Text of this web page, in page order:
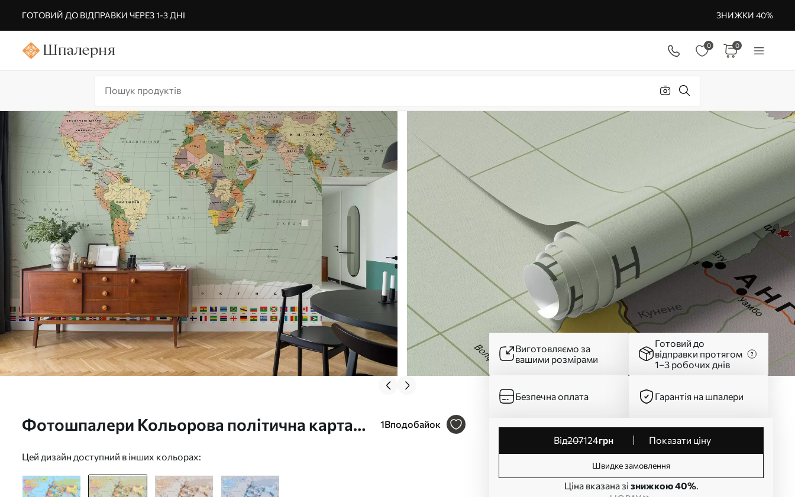
ГОТОВИЙ ДО ВІДПРАВКИ ЧЕРЕЗ 1-3 ДНІ ЗНИЖКИ 40%
0 0
Фотошпалери Кольорова політична карта
c00004ukv1
1Вподобайок
Цей дизайн доступний в інших кольорах:
Виготовляємо за
вашими розмірами
Готовий до
відправки протягом
1–3 робочих днів
Безпечна оплата Гарантія на шпалери
від207124грн Показати ціну
Швидке замовлення
Ціна вказана зі знижкою 40%.